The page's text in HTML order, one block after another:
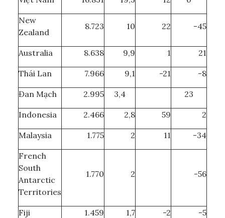
New
Zealand
8.723 10 22 -45
Australia 8.638 9,9 1 21
Thái Lan 7.966 9,1 -21 -8
Đan Mạch 2.995 3,4 23
Indonesia 2.466 2,8 59 2
Malaysia 1.775 2 11 -34
French
South
Antarctic
Territories
1.770 2 -56
Fiji 1.459 1,7 -2 -5